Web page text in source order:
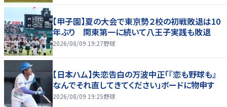
【甲子園】夏の大会で東京勢２校の初戦敗退は10
年ぶり 関東第一に続いて八王子実践も敗退
2026/08/09 19:27野球
【日本ハム】失恋告白の万波中正「『恋も野球も』
なんでそれ直してきてください」ボードに物申す
2026/08/09 19:25野球